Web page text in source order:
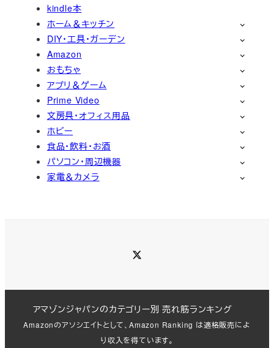
kindle本
ホーム＆キッチン
DIY・工具・ガーデン
Amazon
おもちゃ
アプリ＆ゲーム
Prime Video
文房具・オフィス用品
ホビー
食品・飲料・お酒
パソコン・周辺機器
家電＆カメラ
アマゾンジャパンのカテゴリー別 売れ筋ランキング
Amazonのアソシエイトとして、Amazon Ranking は適格販売によ
り収入を得ています。